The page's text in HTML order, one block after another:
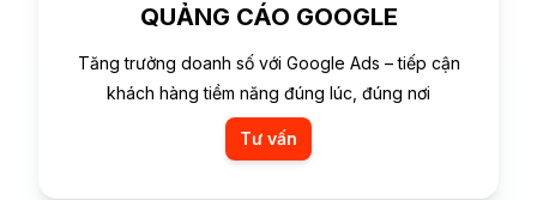
QUẢNG CÁO GOOGLE
Tăng trưởng doanh số với Google Ads – tiếp cận
khách hàng tiềm năng đúng lúc, đúng nơi
Tư vấn